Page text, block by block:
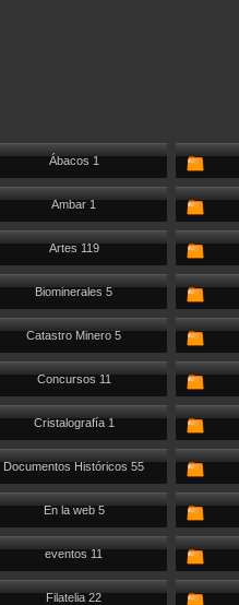
Ábacos 1
Ambar 1
Artes 119
Biominerales 5
Catastro Minero 5
Concursos 11
Cristalografía 1
Documentos Históricos 55
En la web 5
eventos 11
Filatelia 22